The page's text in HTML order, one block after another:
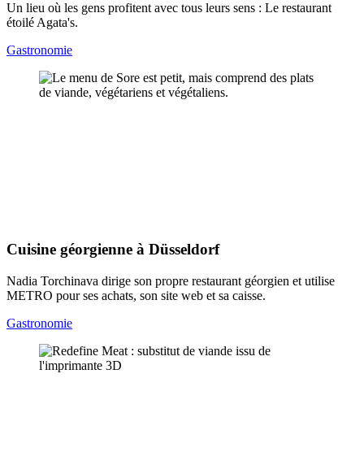
Un lieu où les gens profitent avec tous leurs sens : Le restaurant
étoilé Agata's.
Gastronomie
Cuisine géorgienne à Düsseldorf
Nadia Torchinava dirige son propre restaurant géorgien et utilise
METRO pour ses achats, son site web et sa caisse.
Gastronomie